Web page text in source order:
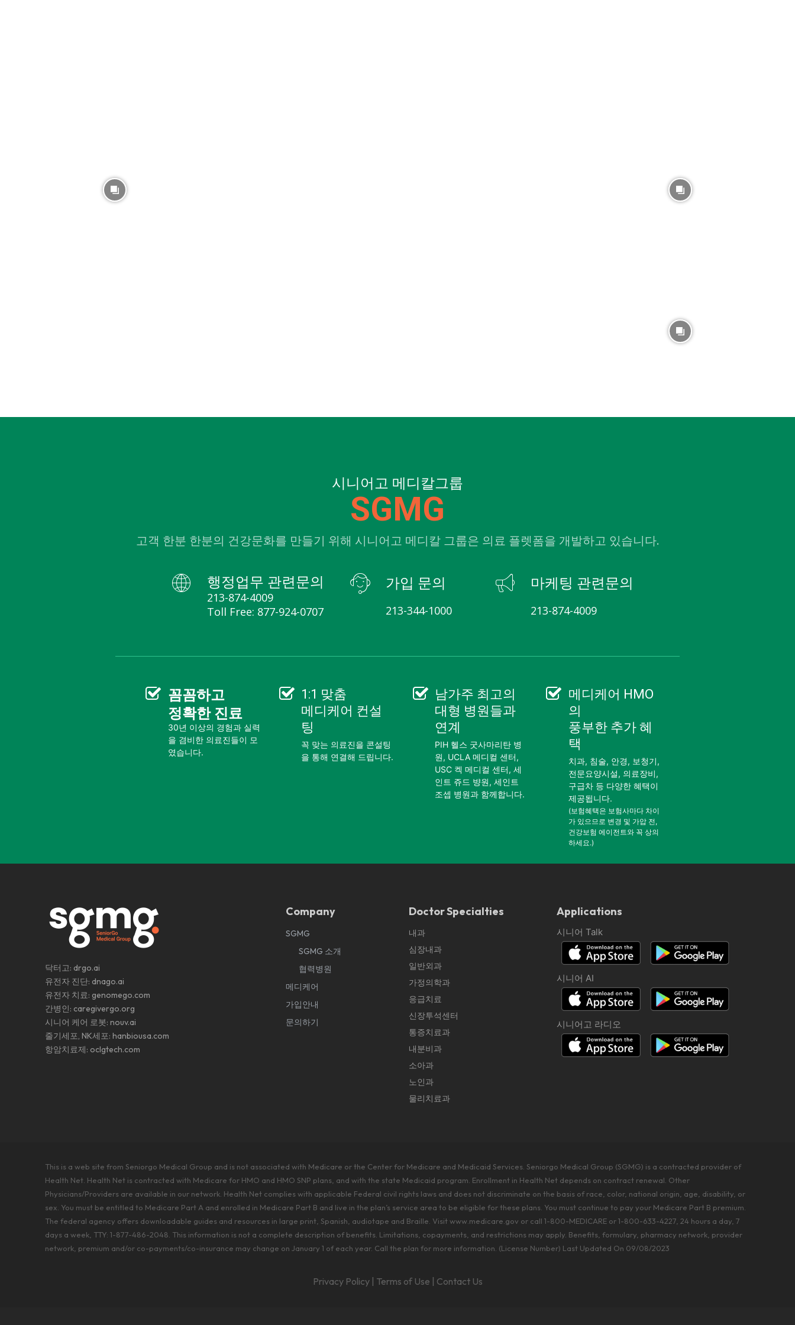
시니어고 메디칼그룹
SGMG
고객 한분 한분의 건강문화를 만들기 위해 시니어고 메디칼 그룹은 의료 플렛폼을 개발하고 있습니다.
행정업무 관련문의
213-874-4009
Toll Free: 877-924-0707
가입 문의
213-344-1000
마케팅 관련문의
213-874-4009
꼼꼼하고
정확한 진료
30년 이상의 경험과 실력
을 겸비한 의료진들이 모
였습니다.
1:1 맞춤
메디케어 컨설
팅
꼭 맞는 의료진을 콘설팅
을 통해 연결해 드립니다.
남가주 최고의
대형 병원들과
연계
PIH 헬스 굿사마리탄 병
원, UCLA 메디컬 센터,
USC 켁 메디컬 센터, 세
인트 쥬드 뱡원, 세인트
조셉 병원과 함께합니다.
메디케어 HMO
의
풍부한 추가 혜
택
치과, 침술, 안경, 보청기,
전문요양시설, 의료장비,
구급차 등 다양한 혜택이
제공됩니다.
(보험혜택은 보험사마다 차이
가 있으므로 변경 및 가압 전,
건강보험 에이전트와 꼭 상의
하세요.)
닥터고: drgo.ai
유전자 진단: dnago.ai
유전자 치료: genomego.com
간병인: caregivergo.org
시니어 케어 로봇: nouv.ai
줄기세포, NK세포: hanbiousa.com
항암치료제: oclgtech.com
Company
SGMG
SGMG 소개
협력병원
메디케어
가입안내
문의하기
Doctor Specialties
내과
심장내과
일반외과
가정의학과
응급치료
신장투석센터
통증치료과
내분비과
소아과
노인과
물리치료과
Applications
시니어 Talk
시니어 AI
시니어고 라디오
This is a web site from Seniorgo Medical Group and is not associated with Medicare or the Center for Medicare and Medicaid Services. Seniorgo Medical Group (SGMG) is a contracted provider of
Health Net. Health Net is contracted with Medicare for HMO and HMO SNP plans, and with the state Medicaid program. Enrollment in Health Net depends on contract renewal. Other
Physicians/Providers are available in our network. Health Net complies with applicable Federal civil rights laws and does not discriminate on the basis of race, color, national origin, age, disability, or
sex. You must be entitled to Medicare Part A and enrolled in Medicare Part B and live in the plan’s service area to be eligible for these plans. You must continue to pay your Medicare Part B premium.
The federal agency offers downloadable guides and resources in large print, Spanish, audiotape and Braille. Visit www.medicare.gov or call 1-800-MEDICARE or 1-800-633-4227, 24 hours a day, 7
days a week, TTY: 1-877-486-2048. This information is not a complete description of benefits. Limitations, copayments, and restrictions may apply. Benefits, formulary, pharmacy network, provider
network, premium and/or co-payments/co-insurance may change on January 1 of each year. Call the plan for more information. (License Number) Last Updated On 09/08/2023
Privacy Policy| Terms of Use | Contact Us